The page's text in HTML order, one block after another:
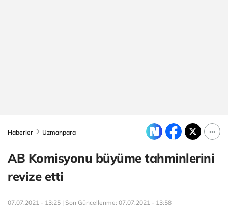
Haberler Uzmanpara
AB Komisyonu büyüme tahminlerini
revize etti
07.07.2021 - 13:25 | Son Güncellenme: 07.07.2021 - 13:58